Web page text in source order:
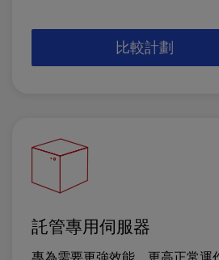
比較計劃
託管專用伺服器